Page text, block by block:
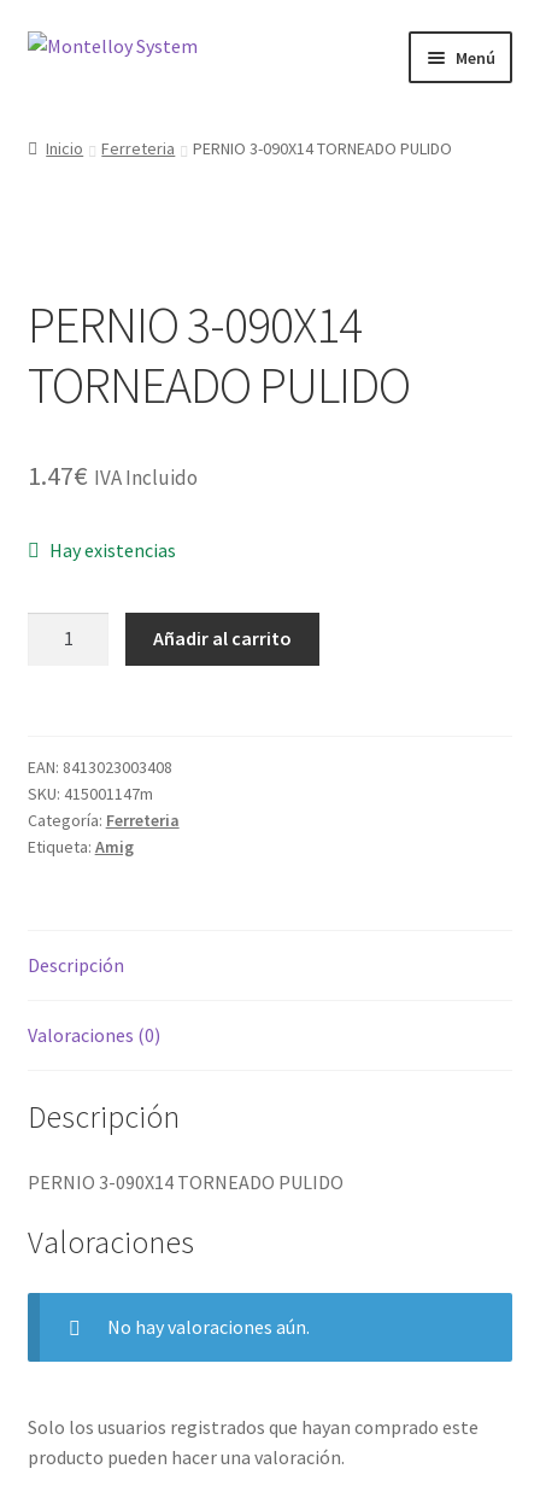
Ir
Ir
Menú
Maquinaria
Protección Laboral
Inicio Ferreteria PERNIO 3-090X14 TORNEADO PULIDO
PERNIO 3-090X14
TORNEADO PULIDO
1.47€ IVA Incluido
Hay existencias
cantidad
Añadir al carrito
EAN: 8413023003408
SKU: 415001147m
Categoría: Ferreteria
Etiqueta: Amig
Descripción
Valoraciones (0)
Descripción
PERNIO 3-090X14 TORNEADO PULIDO
Valoraciones
No hay valoraciones aún.
Solo los usuarios registrados que hayan comprado este
producto pueden hacer una valoración.